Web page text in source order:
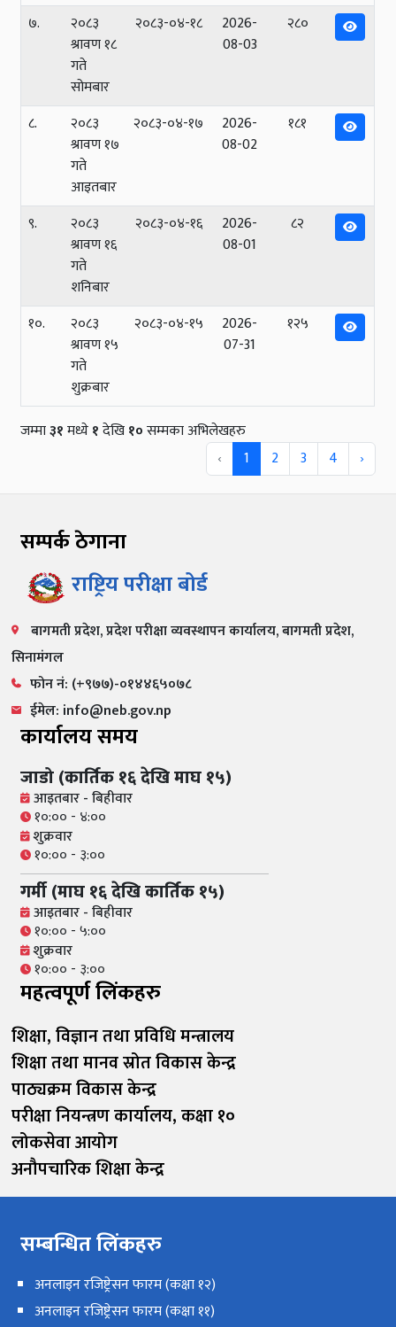
७.
२०८३
श्रावण १८
गते
सोमबार
२०८३-०४-१८
2026-
08-03
२८०
८.
२०८३
श्रावण १७
गते
आइतबार
२०८३-०४-१७
2026-
08-02
१८१
९.
२०८३
श्रावण १६
गते
शनिबार
२०८३-०४-१६
2026-
08-01
८२
१०.
२०८३
श्रावण १५
गते
शुक्रबार
२०८३-०४-१५
2026-
07-31
१२५
जम्मा३१मध्ये१देखि१०सम्मका अभिलेखहरु
‹
1 2 3 4 ›
सम्पर्क ठेगाना
राष्ट्रिय परीक्षा बोर्ड
बागमती प्रदेश, प्रदेश परीक्षा व्यवस्थापन कार्यालय, बागमती प्रदेश,
सिनामंगल
फोन नं: (+९७७)-०१४४६५०७८
ईमेल: info@neb.gov.np
कार्यालय समय
जाडो (कार्तिक १६ देखि माघ १५)
आइतबार - बिहीवार
१०:०० - ४:००
शुक्रवार
१०:०० - ३:००
गर्मी (माघ १६ देखि कार्तिक १५)
आइतबार - बिहीवार
१०:०० - ५:००
शुक्रवार
१०:०० - ३:००
महत्वपूर्ण लिंकहरु
शिक्षा, विज्ञान तथा प्रविधि मन्त्रालय
शिक्षा तथा मानव स्रोत विकास केन्द्र
पाठ्यक्रम विकास केन्द्र
परीक्षा नियन्त्रण कार्यालय, कक्षा १०
लोकसेवा आयोग
अनौपचारिक शिक्षा केन्द्र
सम्बन्धित लिंकहरु
अनलाइन रजिष्ट्रेसन फारम (कक्षा १२)
अनलाइन रजिष्ट्रेसन फारम (कक्षा ११)